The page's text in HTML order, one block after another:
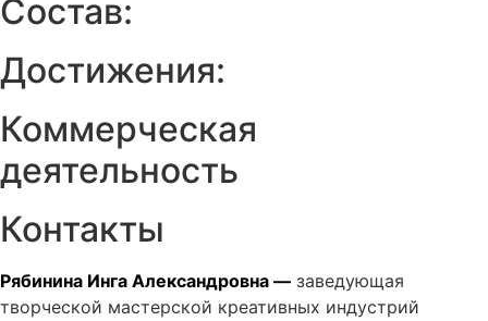
Состав:
Достижения:
Коммерческая
деятельность
Контакты
Рябинина Инга Александровна — заведующая
творческой мастерской креативных индустрий